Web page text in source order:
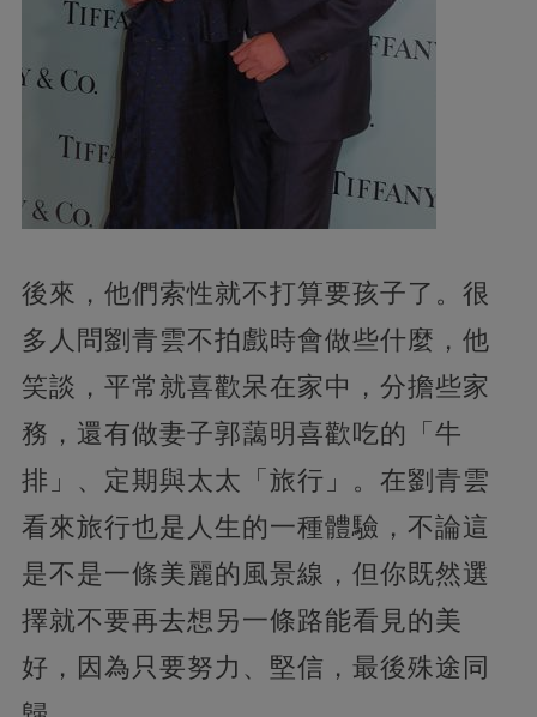
後來，他們索性就不打算要孩子了。很
多人問劉青雲不拍戲時會做些什麼，他
笑談，平常就喜歡呆在家中，分擔些家
務，還有做妻子郭藹明喜歡吃的「牛
排」、定期與太太「旅行」。在劉青雲
看來旅行也是人生的一種體驗，不論這
是不是一條美麗的風景線，但你既然選
擇就不要再去想另一條路能看見的美
好，因為只要努力、堅信，最後殊途同